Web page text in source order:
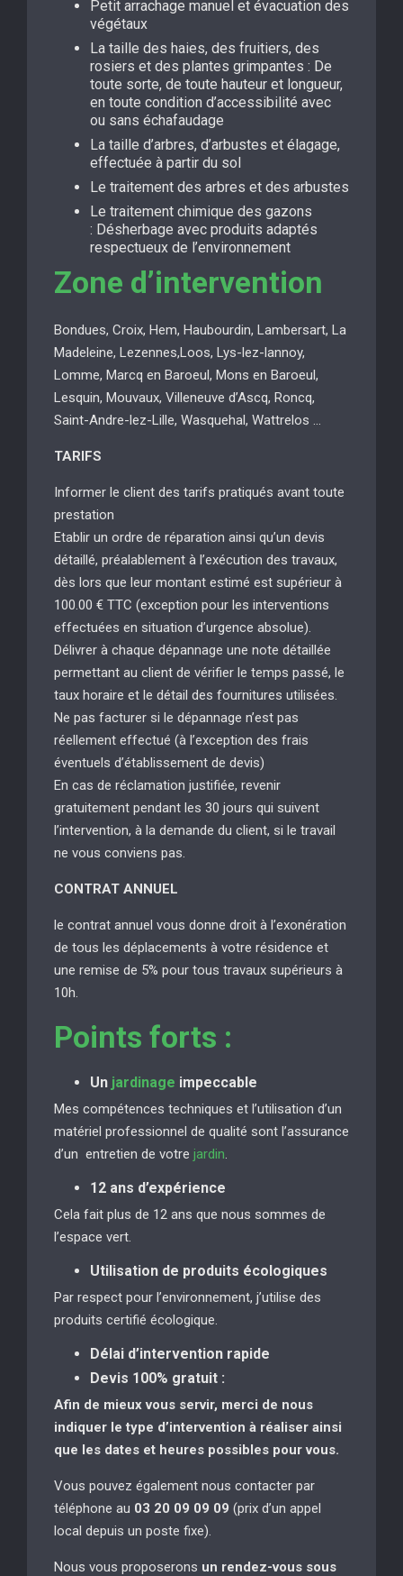
Petit arrachage manuel et évacuation des
végétaux
La taille des haies, des fruitiers, des
rosiers et des plantes grimpantes : De
toute sorte, de toute hauteur et longueur,
en toute condition d’accessibilité avec
ou sans échafaudage
La taille d’arbres, d’arbustes et élagage,
effectuée à partir du sol
Le traitement des arbres et des arbustes
Le traitement chimique des gazons
: Désherbage avec produits adaptés
respectueux de l’environnement
Zone d’intervention
Bondues, Croix, Hem, Haubourdin, Lambersart, La
Madeleine, Lezennes,Loos, Lys-lez-lannoy,
Lomme, Marcq en Baroeul, Mons en Baroeul,
Lesquin, Mouvaux, Villeneuve d’Ascq, Roncq,
Saint-Andre-lez-Lille, Wasquehal, Wattrelos …
TARIFS
Informer le client des tarifs pratiqués avant toute
prestation
Etablir un ordre de réparation ainsi qu’un devis
détaillé, préalablement à l’exécution des travaux,
dès lors que leur montant estimé est supérieur à
100.00 € TTC (exception pour les interventions
effectuées en situation d’urgence absolue).
Délivrer à chaque dépannage une note détaillée
permettant au client de vérifier le temps passé, le
taux horaire et le détail des fournitures utilisées.
Ne pas facturer si le dépannage n’est pas
réellement effectué (à l’exception des frais
éventuels d’établissement de devis)
En cas de réclamation justifiée, revenir
gratuitement pendant les 30 jours qui suivent
l’intervention, à la demande du client, si le travail
ne vous conviens pas.
CONTRAT ANNUEL
le contrat annuel vous donne droit à l’exonération
de tous les déplacements à votre résidence et
une remise de 5% pour tous travaux supérieurs à
10h.
Points forts :
Un jardinage impeccable
Mes compétences techniques et l’utilisation d’un
matériel professionnel de qualité sont l’assurance
d’un entretien de votre jardin
12 ans d’expérience
Cela fait plus de 12 ans que nous sommes de
l’espace vert.
Utilisation de produits écologiques
Par respect pour l’environnement, j’utilise des
produits certifié écologique.
Délai d’intervention rapide
Devis 100% gratuit :
Afin de mieux vous servir, merci de nous
indiquer le type d’intervention à réaliser ainsi
que les dates et heures possibles pour vous.
Vous pouvez également nous contacter par
téléphone au 03 20 09 09 09 (prix d’un appel
local depuis un poste fixe).
Nous vous proposerons un rendez-vous sous